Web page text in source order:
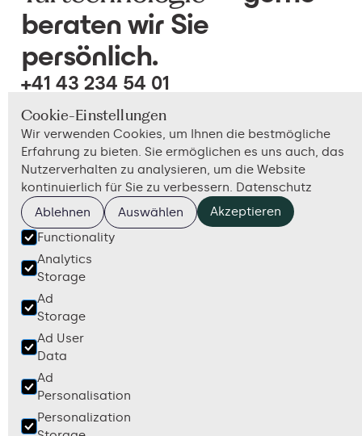
Cookie-Einstellungen
Wir verwenden Cookies, um Ihnen die bestmögliche
Erfahrung zu bieten. Sie ermöglichen es uns auch, das
Nutzerverhalten zu analysieren, um die Website
kontinuierlich für Sie zu verbessern. Datenschutz
Ablehnen
Auswählen
Akzeptieren
Functionality
Analytics
Storage
Ad
Storage
Ad User
Data
Ad
Personalisation
Personalization
beraten wir Sie
persönlich.
+41 43 234 54 01
hello@lottasystems.ch
AGB Impressum